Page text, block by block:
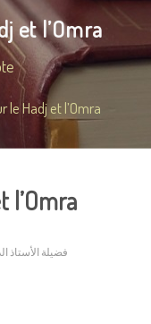
et l’Omra
Hadj et l’Omra
l’Omra
فضيلة الأستاذ